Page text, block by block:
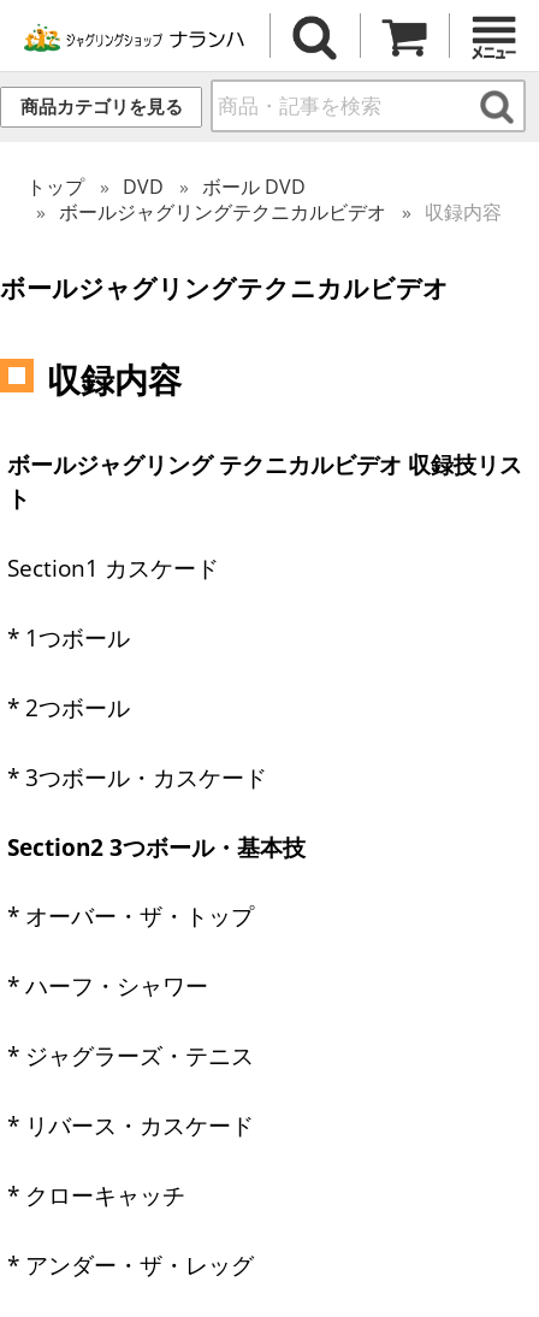
商品カテゴリを見る
トップ DVD
ボール DVD
ボールジャグリングテクニカルビデオ
収録内容
ボールジャグリングテクニカルビデオ
収録内容
ボールジャグリング テクニカルビデオ 収録技リス
ト
Section1 カスケード
* 1つボール
* 2つボール
* 3つボール・カスケード
Section2 3つボール・基本技
* オーバー・ザ・トップ
* ハーフ・シャワー
* ジャグラーズ・テニス
* リバース・カスケード
* クローキャッチ
* アンダー・ザ・レッグ